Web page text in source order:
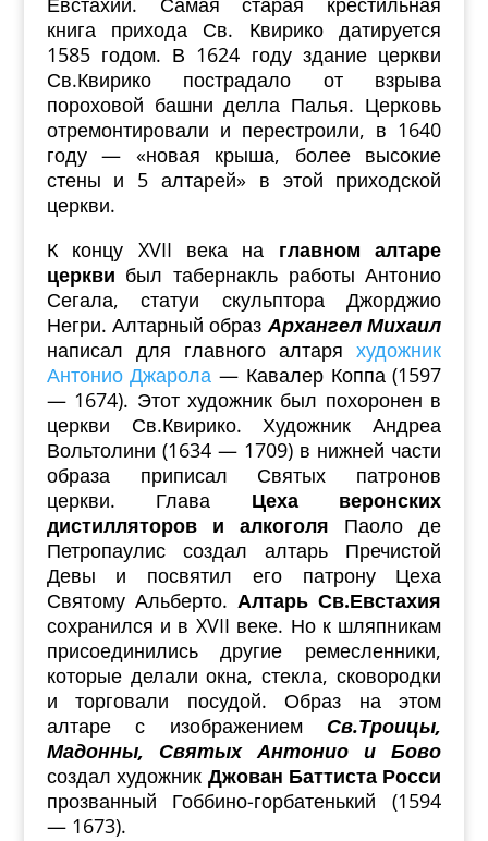
книга прихода Св. Квирико датируется
1585 годом. В 1624 году здание церкви
Св.Квирико пострадало от взрыва
пороховой башни делла Палья. Церковь
отремонтировали и перестроили, в 1640
году — «новая крыша, более высокие
стены и 5 алтарей» в этой приходской
церкви.
К концу XVII века на главном алтаре
церкви был табернакль работы Антонио
Сегала, статуи скульптора Джорджио
Негри. Алтарный образАрхангел Михаил
написал для главного алтаряхудожник
Антонио Джарола — Кавалер Коппа (1597
— 1674). Этот художник был похоронен в
церкви Св.Квирико. Художник Андреа
Вольтолини (1634 — 1709) в нижней части
образа приписал Святых патронов
церкви. Глава Цеха веронских
дистилляторов и алкоголя Паоло де
Петропаулис создал алтарь Пречистой
Девы и посвятил его патрону Цеха
Святому Альберто.Алтарь Св.Евстахия
сохранился и в XVII веке. Но к шляпникам
присоединились другие ремесленники,
которые делали окна, стекла, сковородки
и торговали посудой. Образ на этом
алтаре с изображением Св.Троицы,
Мадонны, Святых Антонио и Бово
создал художник Джован Баттиста Росси
прозванный Гоббино-горбатенький (1594
— 1673).